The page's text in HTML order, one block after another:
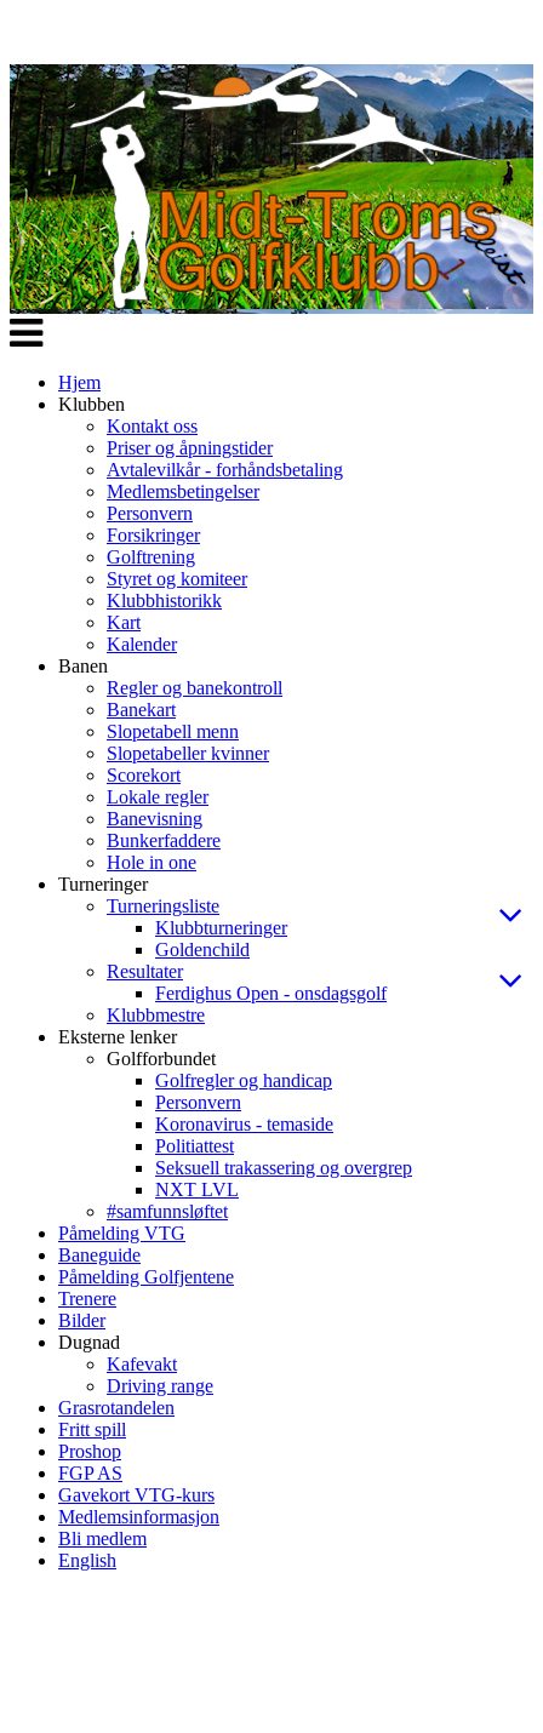
Veksle
navigasjon
Hjem
Klubben
Kontakt oss
Priser og åpningstider
Avtalevilkår - forhåndsbetaling
Medlemsbetingelser
Personvern
Forsikringer
Golftrening
Styret og komiteer
Klubbhistorikk
Kart
Kalender
Banen
Regler og banekontroll
Banekart
Slopetabell menn
Slopetabeller kvinner
Scorekort
Lokale regler
Banevisning
Bunkerfaddere
Hole in one
Turneringer
Turneringsliste
Klubbturneringer
Goldenchild
Resultater
Ferdighus Open - onsdagsgolf
Klubbmestre
Eksterne lenker
Golfforbundet
Golfregler og handicap
Personvern
Koronavirus - temaside
Politiattest
Seksuell trakassering og overgrep
NXT LVL
#samfunnsløftet
Påmelding VTG
Baneguide
Påmelding Golfjentene
Trenere
Bilder
Dugnad
Kafevakt
Driving range
Grasrotandelen
Fritt spill
Proshop
FGP AS
Gavekort VTG-kurs
Medlemsinformasjon
Bli medlem
English